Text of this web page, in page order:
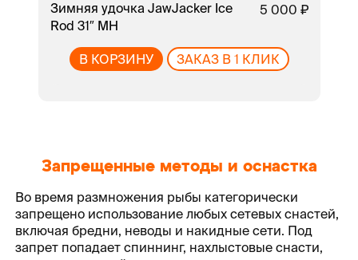
Зимняя удочка JawJacker Ice
Rod 31″ MH
5 000
В КОРЗИНУ ЗАКАЗ В 1 КЛИК
Запрещенные методы и оснастка
Во время размножения рыбы категорически
запрещено использование любых сетевых снастей,
включая бредни, неводы и накидные сети. Под
запрет попадает спиннинг, нахлыстовые снасти,